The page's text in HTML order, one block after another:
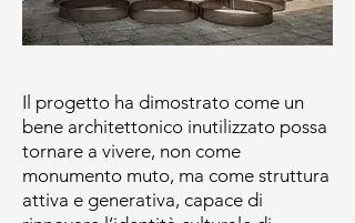
Il progetto ha dimostrato come un
bene architettonico inutilizzato possa
tornare a vivere, non come
monumento muto, ma come struttura
attiva e generativa, capace di